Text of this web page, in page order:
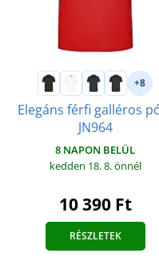
+8
Elegáns férfi galléros
JN964
8 NAPON BELÜL
kedden 18. 8.önnél
10 390 Ft
RÉSZLETEK